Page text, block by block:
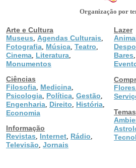
Organização por
Arte e Cultura
Museus
Agendas Culturais
Fotografia Música Teatro
Cinema Literatura
Monumentos
Ciências
Filosofia Medicina
Psicologia Política Gestão
Engenharia Direito História
Economia
Informação
Revistas
Internet Rádio
Televisão Jornais
Lazer
Bares
Flores
Temas